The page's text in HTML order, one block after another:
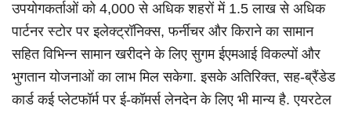
उपयोगकर्ताओं को 4,000 से अधिक शहरों में 1.5 लाख से अधिक
पार्टनर स्टोर पर इलेक्ट्रॉनिक्स, फर्नीचर और किराने का सामान
सहित विभिन्न सामान खरीदने के लिए सुगम ईएमआई विकल्पों और
भुगतान योजनाओं का लाभ मिल सकेगा. इसके अतिरिक्त, सह-ब्रैंडेड
कार्ड कई प्लेटफॉर्म पर ई-कॉमर्स लेनदेन के लिए भी मान्य है. एयरटेल